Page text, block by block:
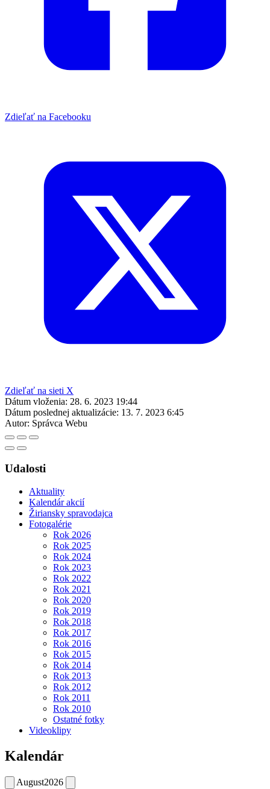
Zdieľať na Facebooku
Zdieľať na sieti X
Dátum vloženia: 28. 6. 2023 19:44
Dátum poslednej aktualizácie: 13. 7. 2023 6:45
Autor: Správca Webu
Udalosti
Aktuality
Kalendár akcií
Žiriansky spravodajca
Fotogalérie
Rok 2026
Rok 2025
Rok 2024
Rok 2023
Rok 2022
Rok 2021
Rok 2020
Rok 2019
Rok 2018
Rok 2017
Rok 2016
Rok 2015
Rok 2014
Rok 2013
Rok 2012
Rok 2011
Rok 2010
Ostatné fotky
Videoklipy
Kalendár
August2026